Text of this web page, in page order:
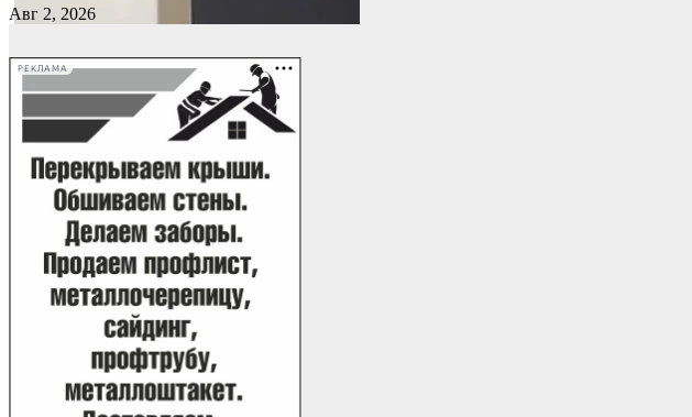
Авг 2, 2026
РЕКЛАМА